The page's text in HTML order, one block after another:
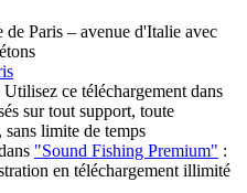
Paris – avenue d'Italie avec
ce téléchargement dans
sur tout support, toute
limite de temps
"Sound Fishing Premium" :
en téléchargement illimité